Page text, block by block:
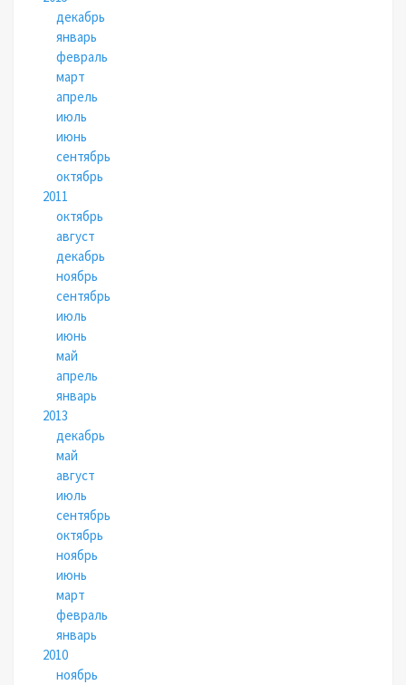
декабрь
январь
февраль
март
апрель
июль
июнь
сентябрь
октябрь
2011
октябрь
август
декабрь
ноябрь
сентябрь
июль
июнь
май
апрель
январь
2013
декабрь
май
август
июль
сентябрь
октябрь
ноябрь
июнь
март
февраль
январь
2010
ноябрь